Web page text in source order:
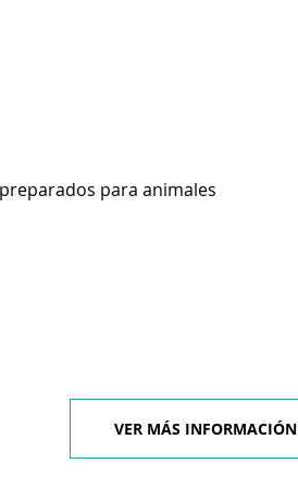
para animales
VER MÁS INFORMACIÓN